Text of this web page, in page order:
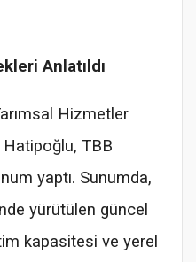
Anlatıldı
Hizmetler
Hatipoğlu, TBB
yaptı. Sunumda,
yürütülen güncel
kapasitesi ve yerel